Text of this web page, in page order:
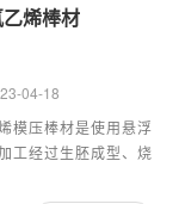
烯棒材
04-18
模压棒材是使用悬浮
工经过生胚成型、烧